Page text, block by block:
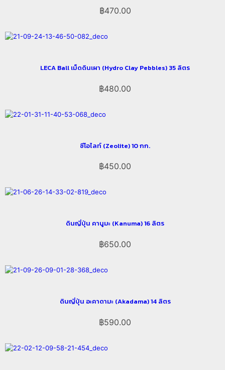
฿470.00
LECA Ball เม็ดดินเผา (Hydro Clay Pebbles) 35 ลิตร
฿480.00
ซีโอไลท์ (Zeolite) 10 กก.
฿450.00
ดินญี่ปุ่น คานูมะ (Kanuma) 16 ลิตร
฿650.00
ดินญี่ปุ่น อะคาดามะ (Akadama) 14 ลิตร
฿590.00